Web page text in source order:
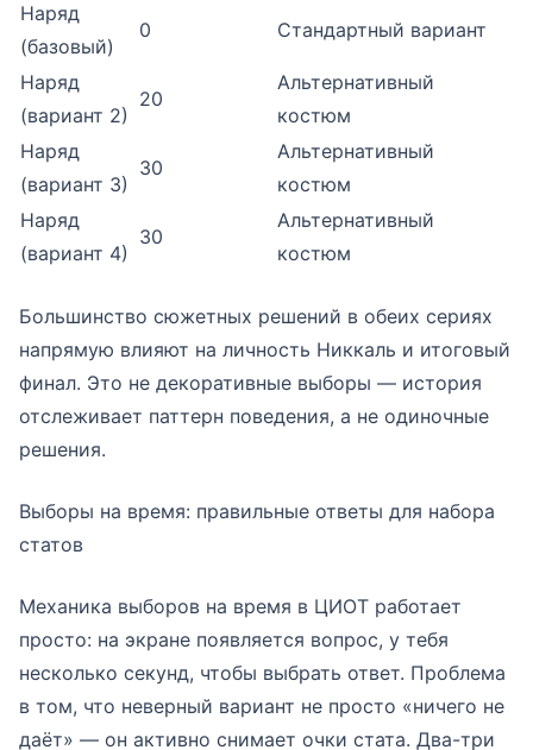
Наряд
(базовый)
0 Стандартный вариант
Наряд
(вариант 2)
20
Альтернативный
костюм
Наряд
(вариант 3)
30
Альтернативный
костюм
Наряд
(вариант 4)
30
Альтернативный
костюм
Большинство сюжетных решений в обеих сериях
напрямую влияют на личность Никкаль и итоговый
финал. Это не декоративные выборы — история
отслеживает паттерн поведения, а не одиночные
решения.
Выборы на время: правильные ответы для набора
статов
Механика выборов на время в ЦИОТ работает
просто: на экране появляется вопрос, у тебя
несколько секунд, чтобы выбрать ответ. Проблема
в том, что неверный вариант не просто «ничего не
даёт» — он активно снимает очки стата. Два-три